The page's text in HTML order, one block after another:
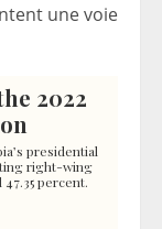
une voie